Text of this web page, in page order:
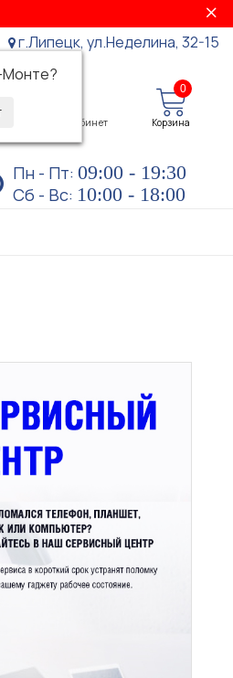
?
г.Липецк, ул.Неделина, 32-15
Личный кабинет
0
Корзина
Пн - Пт: 09:00 - 19:30
Сб - Вс: 10:00 - 18:00